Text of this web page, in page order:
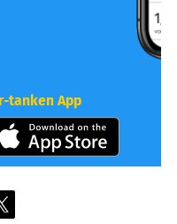
tanken App